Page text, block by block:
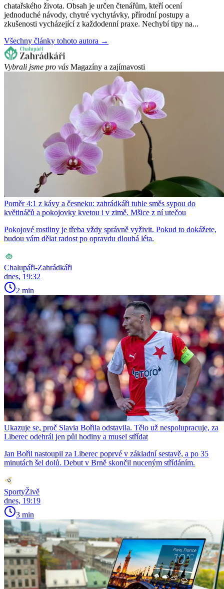
chatařského života. Obsah je určen čtenářům, kteří ocení
jednoduché návody, chytré vychytávky, přírodní postupy a
zkušenosti vycházející z každodenní praxe. Nechybí tipy na...
Všechny články tohoto autora →
Vybrali jsme pro vás Magazíny a zajímavosti
Poměr 4:1 z kávy a česneku: zahrádkáři tuhle směs sypou do
květináčů a pokojovky kvetou i v zimě. Mšice z ní utečou
Pokojové rostliny je třeba vždy správně vyživit. Pokud to dokážete,
budou vám dělat radost po opravdu dlouhá léta.
Chalupáři-Zahrádkáři
dnes, 19:32
2 min
Ukazuje se, proč Slavia Bořila odstavila. Tělo už nespolupracuje, za
Liberec odehrál jen půl hodiny a musel střídat
Jan Bořil nastoupil za Liberec poprvé v základní sestavě, a po 35
minutách šel dolů. Debut v Brně skončil nuceným střídáním.
SportyŽivě
dnes, 19:19
3 min